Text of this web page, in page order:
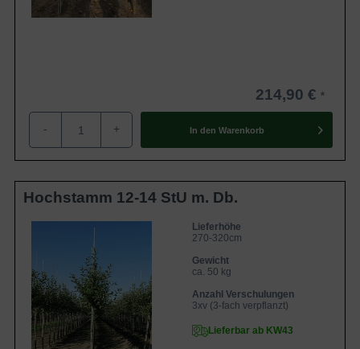
214,90 €
- + In den Warenkorb
Hochstamm 12-14 StU m. Db.
Lieferhöhe
270-320cm
Gewicht
ca. 50 kg
Anzahl Verschulungen
3xv (3-fach verpflanzt)
Lieferbar ab KW43